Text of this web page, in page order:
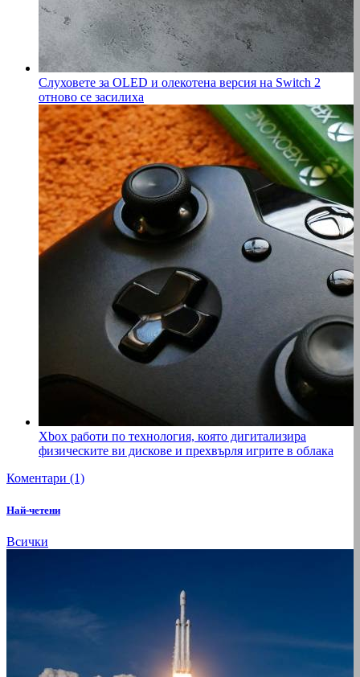
Слуховете за OLED и олекотена версия на Switch 2
отново се засилиха
Xbox работи по технология, която дигитализира
физическите ви дискове и прехвърля игрите в облака
Коментари (1)
Най-четени
Всички